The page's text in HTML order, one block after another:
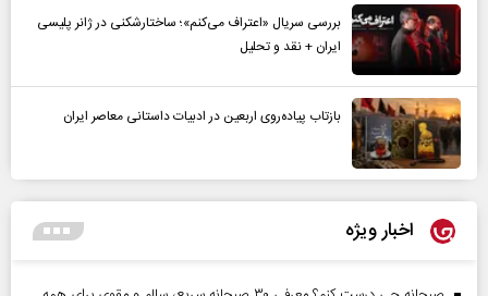
بررسی سریال «اعتراف می‌کنم»؛ ساختارشکنی در ژانر پلیسی
ایران + نقد و تحلیل
بازتاب پیاده‌روی اربعین در ادبیات داستانی معاصر ایران
اخبار ویژه